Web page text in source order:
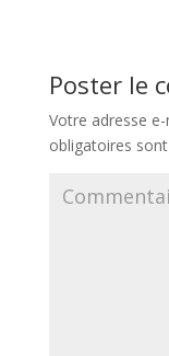
Poster le
Votre adresse
obligatoires